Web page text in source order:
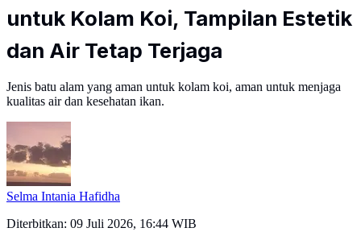
untuk Kolam Koi, Tampilan Estetik
dan Air Tetap Terjaga
Jenis batu alam yang aman untuk kolam koi, aman untuk menjaga
kualitas air dan kesehatan ikan.
Selma Intania Hafidha
Diterbitkan: 09 Juli 2026, 16:44 WIB